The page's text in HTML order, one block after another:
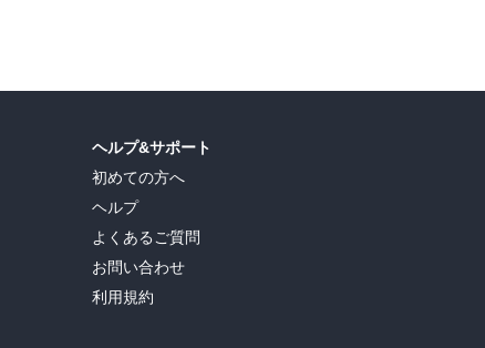
ヘルプ&サポート
初めての方へ
ヘルプ
よくあるご質問
お問い合わせ
利用規約